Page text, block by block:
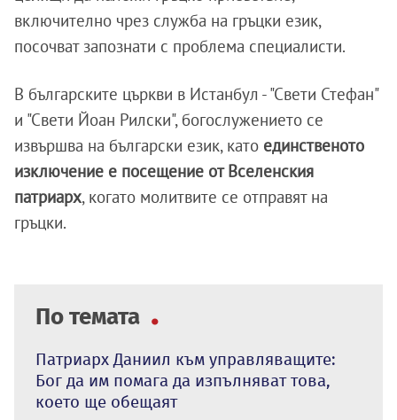
включително чрез служба на гръцки език,
посочват запознати с проблема специалисти.
В българските църкви в Истанбул - "Свети Стефан"
и "Свети Йоан Рилски", богослужението се
извършва на български език, като единственото
изключение е посещение от Вселенския
патриарх, когато молитвите се отправят на
гръцки.
По темата
Патриарх Даниил към управляващите:
Бог да им помага да изпълняват това,
което ще обещаят